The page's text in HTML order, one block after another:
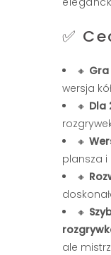
✅
🔸
wersja
🔸 Dla
🔸
plansza i
🔸
🔸
ale